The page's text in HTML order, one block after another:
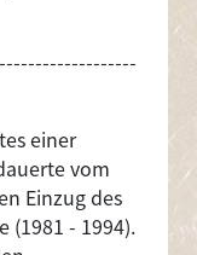
einer
vom
Einzug des
(1981 - 1994).